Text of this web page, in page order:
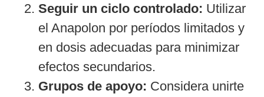
Seguir un ciclo controlado: Utilizar
el Anapolon por períodos limitados y
en dosis adecuadas para minimizar
efectos secundarios.
Grupos de apoyo: Considera unirte